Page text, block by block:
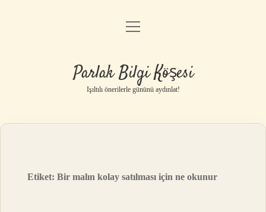
Anasayfa
Yasal Uyarı
menüyü
Parlak Bilgi Köşesi
Işıltılı önerilerle gününü aydınlat!
Etiket:Bir malın kolay satılması için ne okunur